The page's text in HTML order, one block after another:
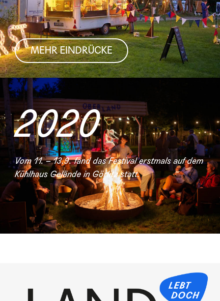
MEHR EINDRÜCKE
2020
Vom 11. – 13.9. fand das Festival erstmals auf dem
Kühlhaus Gelände in Görlitz statt.